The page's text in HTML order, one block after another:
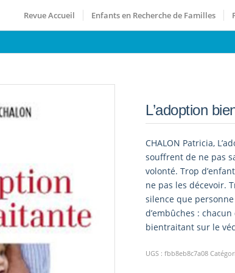
Revue Accueil Enfants en Recherche de Familles
L’adoption
CHALON Patricia,
souffrent de ne pas
volonté. Trop
ne pas les décevoir.
silence que
d’embûches :
bientraitant sur le
UGS :fbb8eb8c7a08